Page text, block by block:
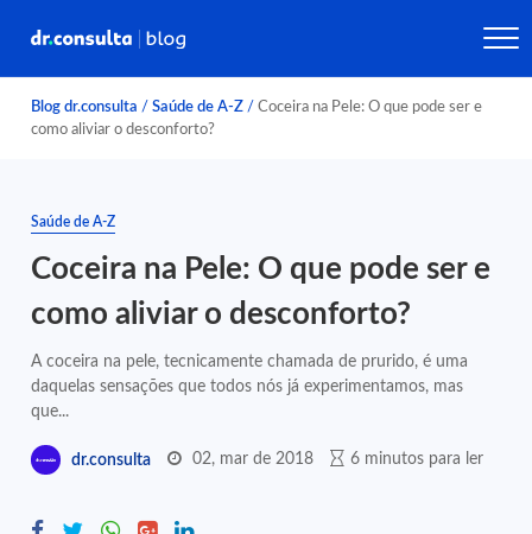
Blog dr.consulta / Saúde de A-Z / Coceira na Pele: O que pode ser e
como aliviar o desconforto?
Saúde de A-Z
Coceira na Pele: O que pode ser e
como aliviar o desconforto?
A coceira na pele, tecnicamente chamada de prurido, é uma
daquelas sensações que todos nós já experimentamos, mas
que...
dr.consulta 02, mar de 2018 6 minutos para ler